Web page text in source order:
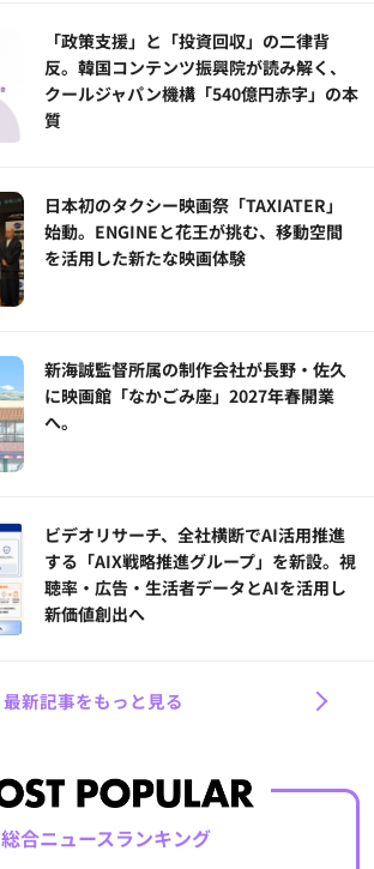
「政策支援」と「投資回収」の二律背
反。韓国コンテンツ振興院が読み解く、
クールジャパン機構「540億円赤字」の本
質
日本初のタクシー映画祭「TAXIATER」
始動。ENGINEと花王が挑む、移動空間
を活用した新たな映画体験
新海誠監督所属の制作会社が長野・佐久
に映画館「なかごみ座」2027年春開業
へ。
ビデオリサーチ、全社横断でAI活用推進
する「AIX戦略推進グループ」を新設。視
聴率・広告・生活者データとAIを活用し
新価値創出へ
最新記事をもっと見る
総合ニュースランキング